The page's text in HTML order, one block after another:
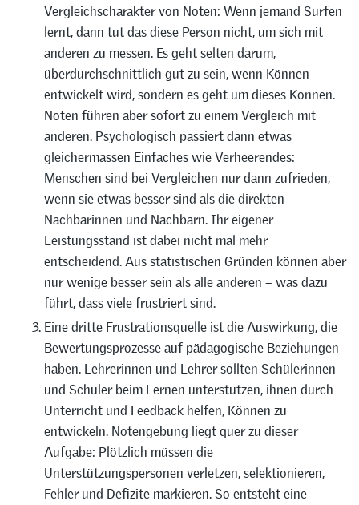
Vergleichscharakter von Noten: Wenn jemand Surfen
lernt, dann tut das diese Person nicht, um sich mit
anderen zu messen. Es geht selten darum,
überdurchschnittlich gut zu sein, wenn Können
entwickelt wird, sondern es geht um dieses Können.
Noten führen aber sofort zu einem Vergleich mit
anderen. Psychologisch passiert dann etwas
gleichermassen Einfaches wie Verheerendes:
Menschen sind bei Vergleichen nur dann zufrieden,
wenn sie etwas besser sind als die direkten
Nachbarinnen und Nachbarn. Ihr eigener
Leistungsstand ist dabei nicht mal mehr
entscheidend. Aus statistischen Gründen können aber
nur wenige besser sein als alle anderen – was dazu
führt, dass viele frustriert sind.
Eine dritte Frustrationsquelle ist die Auswirkung, die
Bewertungsprozesse auf pädagogische Beziehungen
haben. Lehrerinnen und Lehrer sollten Schülerinnen
und Schüler beim Lernen unterstützen, ihnen durch
Unterricht und Feedback helfen, Können zu
entwickeln. Notengebung liegt quer zu dieser
Aufgabe: Plötzlich müssen die
Unterstützungspersonen verletzen, selektionieren,
Fehler und Defizite markieren. So entsteht eine